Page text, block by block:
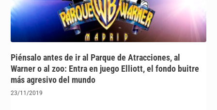
Piénsalo antes de ir al Parque de Atracciones, al
Warner o al zoo: Entra en juego Elliott, el fondo buitre
más agresivo del mundo
23/11/2019